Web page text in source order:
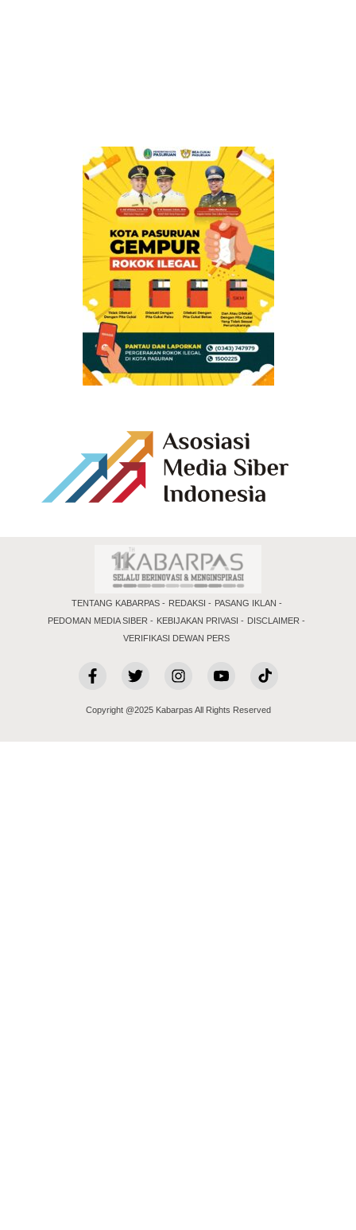
TENTANG KABARPAS REDAKSI
PASANG IKLAN
PEDOMAN MEDIA SIBER
KEBIJAKAN PRIVASI
DISCLAIMER
VERIFIKASI DEWAN PERS
Copyright @2025 Kabarpas All Rights Reserved